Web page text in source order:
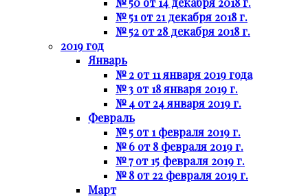
№ 51 от 21 декабря 2018 г.
№ 52 от 28 декабря 2018 г.
2019 год
Январь
№ 2 от 11 января 2019 года
№ 3 от 18 января 2019 г.
№ 4 от 24 января 2019 г.
Февраль
№ 5 от 1 февраля 2019 г.
№ 6 от 8 февраля 2019 г.
№ 7 от 15 февраля 2019 г.
№ 8 от 22 февраля 2019 г.
Март